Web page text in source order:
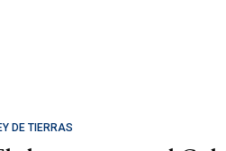
DE TIERRAS